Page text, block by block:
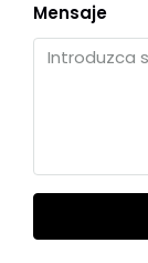
Mensaje